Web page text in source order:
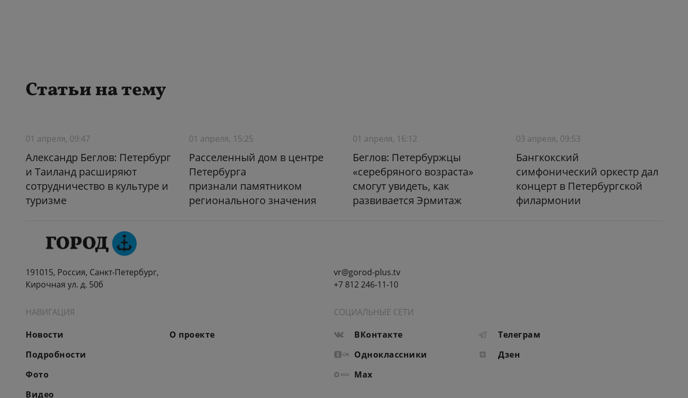
Статьи на тему
01 апреля, 09:47
Александр Беглов: Петербург
и Таиланд расширяют
сотрудничество в культуре и
туризме
01 апреля, 15:25
Расселенный дом в центре
Петербурга
признали памятником
регионального значения
01 апреля, 16:12
Беглов: Петербуржцы
«серебряного возраста»
смогут увидеть, как
развивается Эрмитаж
03 апреля, 09:53
Бангкокский
симфонический оркестр дал
концерт в Петербургской
филармонии
191015, Россия, Санкт-Петербург,
Кирочная ул. д. 50б
vr@gorod-plus.tv
+7 812 246-11-10
НАВИГАЦИЯ
Новости
Подробности
Фото
Видео
О проекте
СОЦИАЛЬНЫЕ СЕТИ
ВКонтакте
Телеграм
Одноклассники
Дзен
Max